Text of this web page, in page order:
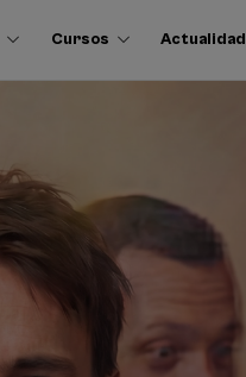
Cursos Actualidad